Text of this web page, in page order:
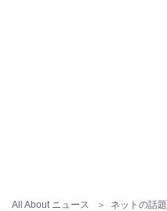
All About ニュース ネットの話題